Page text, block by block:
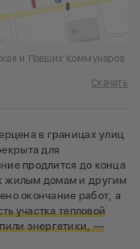
и Павших Коммунаров
Скачать
в границах улиц
для
продлится до конца
жилым домам и другим
окончание работ, а
участка тепловой
энергетики, —